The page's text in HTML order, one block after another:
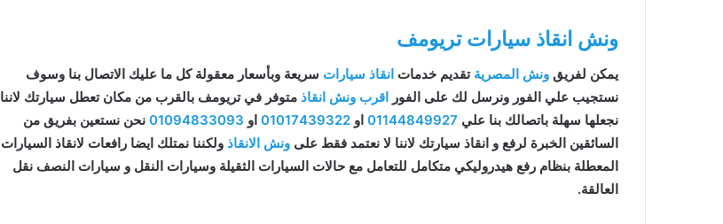
ونش انقاذ سيارات تريومف
يمكن لفريق ونش المصرية تقديم خدمات انقاذ سيارات سريعة وبأسعار معقولة كل ما عليك الاتصال بنا وسوف
نستجيب علي الفور ونرسل لك على الفور اقرب ونش انقاذ متوفر في تريومف بالقرب من مكان تعطل سيارتك لاننا
نجعلها سهلة باتصالك بنا علي 01144849927 او 01017439322 او 01094833093 نحن نستعين بفريق من
السائقين الخبرة لرفع و انقاذ سيارتك لاننا لا نعتمد فقط على ونش الانقاذ ولكننا نمتلك ايضا رافعات لانقاذ السيارات
المعطلة بنظام رفع هيدروليكي متكامل للتعامل مع حالات السيارات الثقيلة وسيارات النقل و سيارات النصف نقل
العالقة.